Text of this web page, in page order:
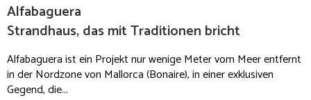
Alfabaguera
Strandhaus, das mit Traditionen bricht
Alfabaguera ist ein Projekt nur wenige Meter vom Meer entfernt
in der Nordzone von Mallorca (Bonaire), in einer exklusiven
Gegend, die...